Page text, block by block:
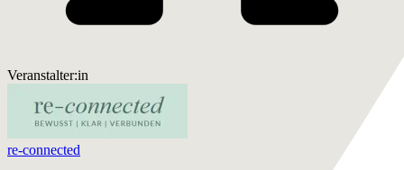
Veranstalter:in
re-connected